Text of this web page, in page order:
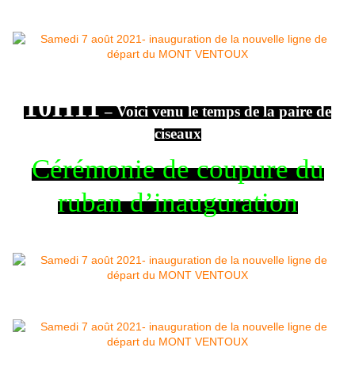
10H11– Voici venu le temps de la paire de
ciseaux
Cérémonie de coupure du
ruban d’inauguration